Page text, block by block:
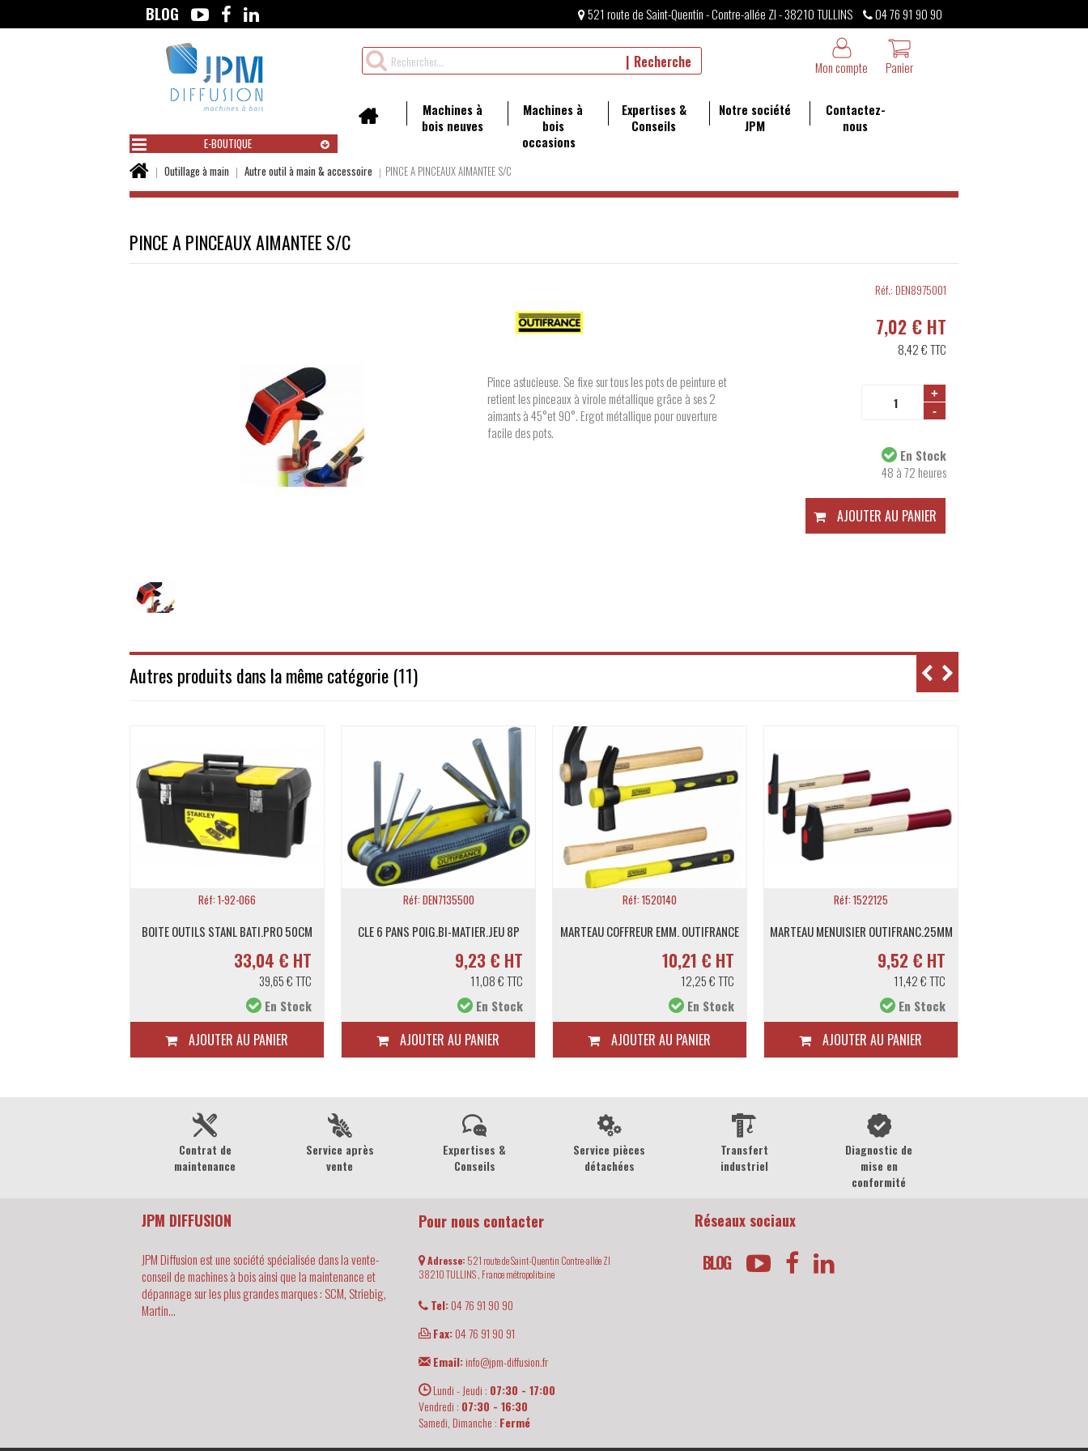
BLOG 521 route de Saint-Quentin - Contre-allée ZI - 38210 TULLINS
04 76 91 90 90
Rechercher
un
Recherche Panier
Mon compte
Machines à
bois neuves
Machines à
bois
occasions
Expertises &
Conseils
Notre société
JPM
Contactez-
nous
E-BOUTIQUE
Vous
ici :
Outillage à main Autre outil à main & accessoire PINCE A PINCEAUX AIMANTEE S/C
PINCE A PINCEAUX AIMANTEE S/C
Pince astucieuse. Se fixe sur tous les pots de peinture et
retient les pinceaux à virole métallique grâce à ses 2
aimants à 45°et 90°. Ergot métallique pour ouverture
facile des pots.
Réf.: DEN8975001
7,02 € HT
8,42 €TTC
+
-
En Stock
48 à 72 heures
AJOUTER AU PANIER
Autres produits dans la même catégorie (11)
Réf: 1-92-066
BOITE OUTILS STANL BATI.PRO 50CM
33,04 € HT
39,65 € TTC
En Stock
AJOUTER AU PANIER
Réf: DEN7135500
CLE 6 PANS POIG.BI-MATIER.JEU 8P
9,23 € HT
11,08 € TTC
En Stock
AJOUTER AU PANIER
Réf: 1520140
MARTEAU COFFREUR EMM. OUTIFRANCE
10,21 € HT
12,25 € TTC
En Stock
AJOUTER AU PANIER
Réf: 1522125
MARTEAU MENUISIER OUTIFRANC.25MM
9,52 € HT
11,42 € TTC
En Stock
AJOUTER AU PANIER
Contrat de
maintenance
Service après
vente
Expertises &
Conseils
Service pièces
détachées
Transfert
industriel
Diagnostic de
mise en
conformité
JPM DIFFUSION
JPM Diffusion est une société spécialisée dans la vente-
conseil de machines à bois ainsi que la maintenance et
dépannage sur les plus grandes marques : SCM, Striebig,
Martin...
Pour nous contacter
Adresse: 521 route de Saint-Quentin Contre-allée ZI
38210TULLINS , France métropolitaine
Tel:04 76 91 90 90
Fax:04 76 91 90 91
Email:info@jpm-diffusion.fr
Lundi - Jeudi : 07:30 - 17:00
Vendredi : 07:30 - 16:30
Samedi, Dimanche : Fermé
Réseaux sociaux
BLOG